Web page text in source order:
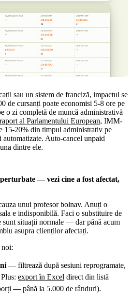
sau un sistem de franciză, impactul se
de cursanți poate economisi 5-8 ore pe
o zi completă de muncă administrativă
raport al Parlamentului European, IMM-
15-20% din timpul administrativ pe
Auto-cancel unpaid
dintre ele.
— vezi cine a fost afectat,
unui profesor bolnav. Anuți o
e indisponibilă. Faci o substituire de
sunt situații normale — dar până acum
asupra clienților afectați.
noi:
— filtrează după sesiuni reprogramate,
export în Excel direct din listă
— până la 5.000 de rânduri).